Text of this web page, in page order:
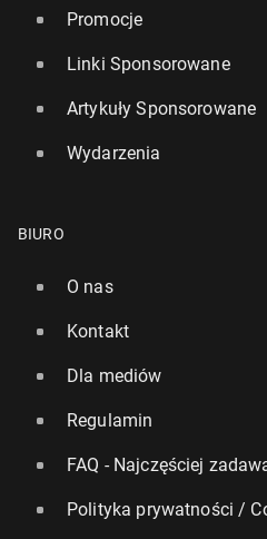
Promocje
Linki Sponsorowane
Artykuły Sponsorowane
Wydarzenia
BIURO
O nas
Kontakt
Dla mediów
Regulamin
FAQ - Najczęściej
Polityka prywatności /